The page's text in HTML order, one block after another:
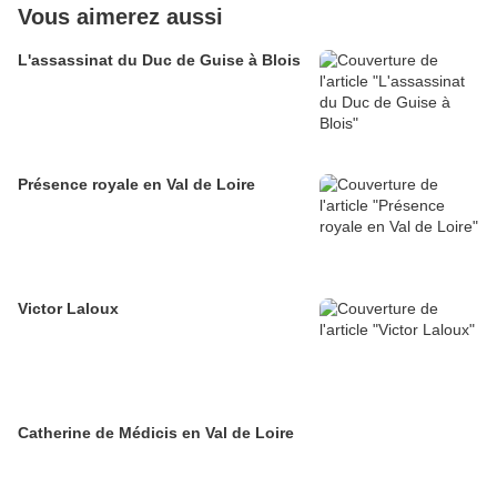
Vous aimerez aussi
L'assassinat du Duc de Guise à Blois
Présence royale en Val de Loire
Victor Laloux
Catherine de Médicis en Val de Loire